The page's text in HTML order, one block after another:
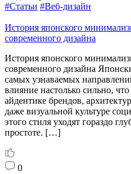
#Статьи #Веб-дизайн
История японского
современного дизайна
История японского
современного дизайна
самых узнаваемых
влияние настолько сильно,
айдентике брендов,
даже визуальной культуре
этого стиля уходят гораздо
простоте. […]
0